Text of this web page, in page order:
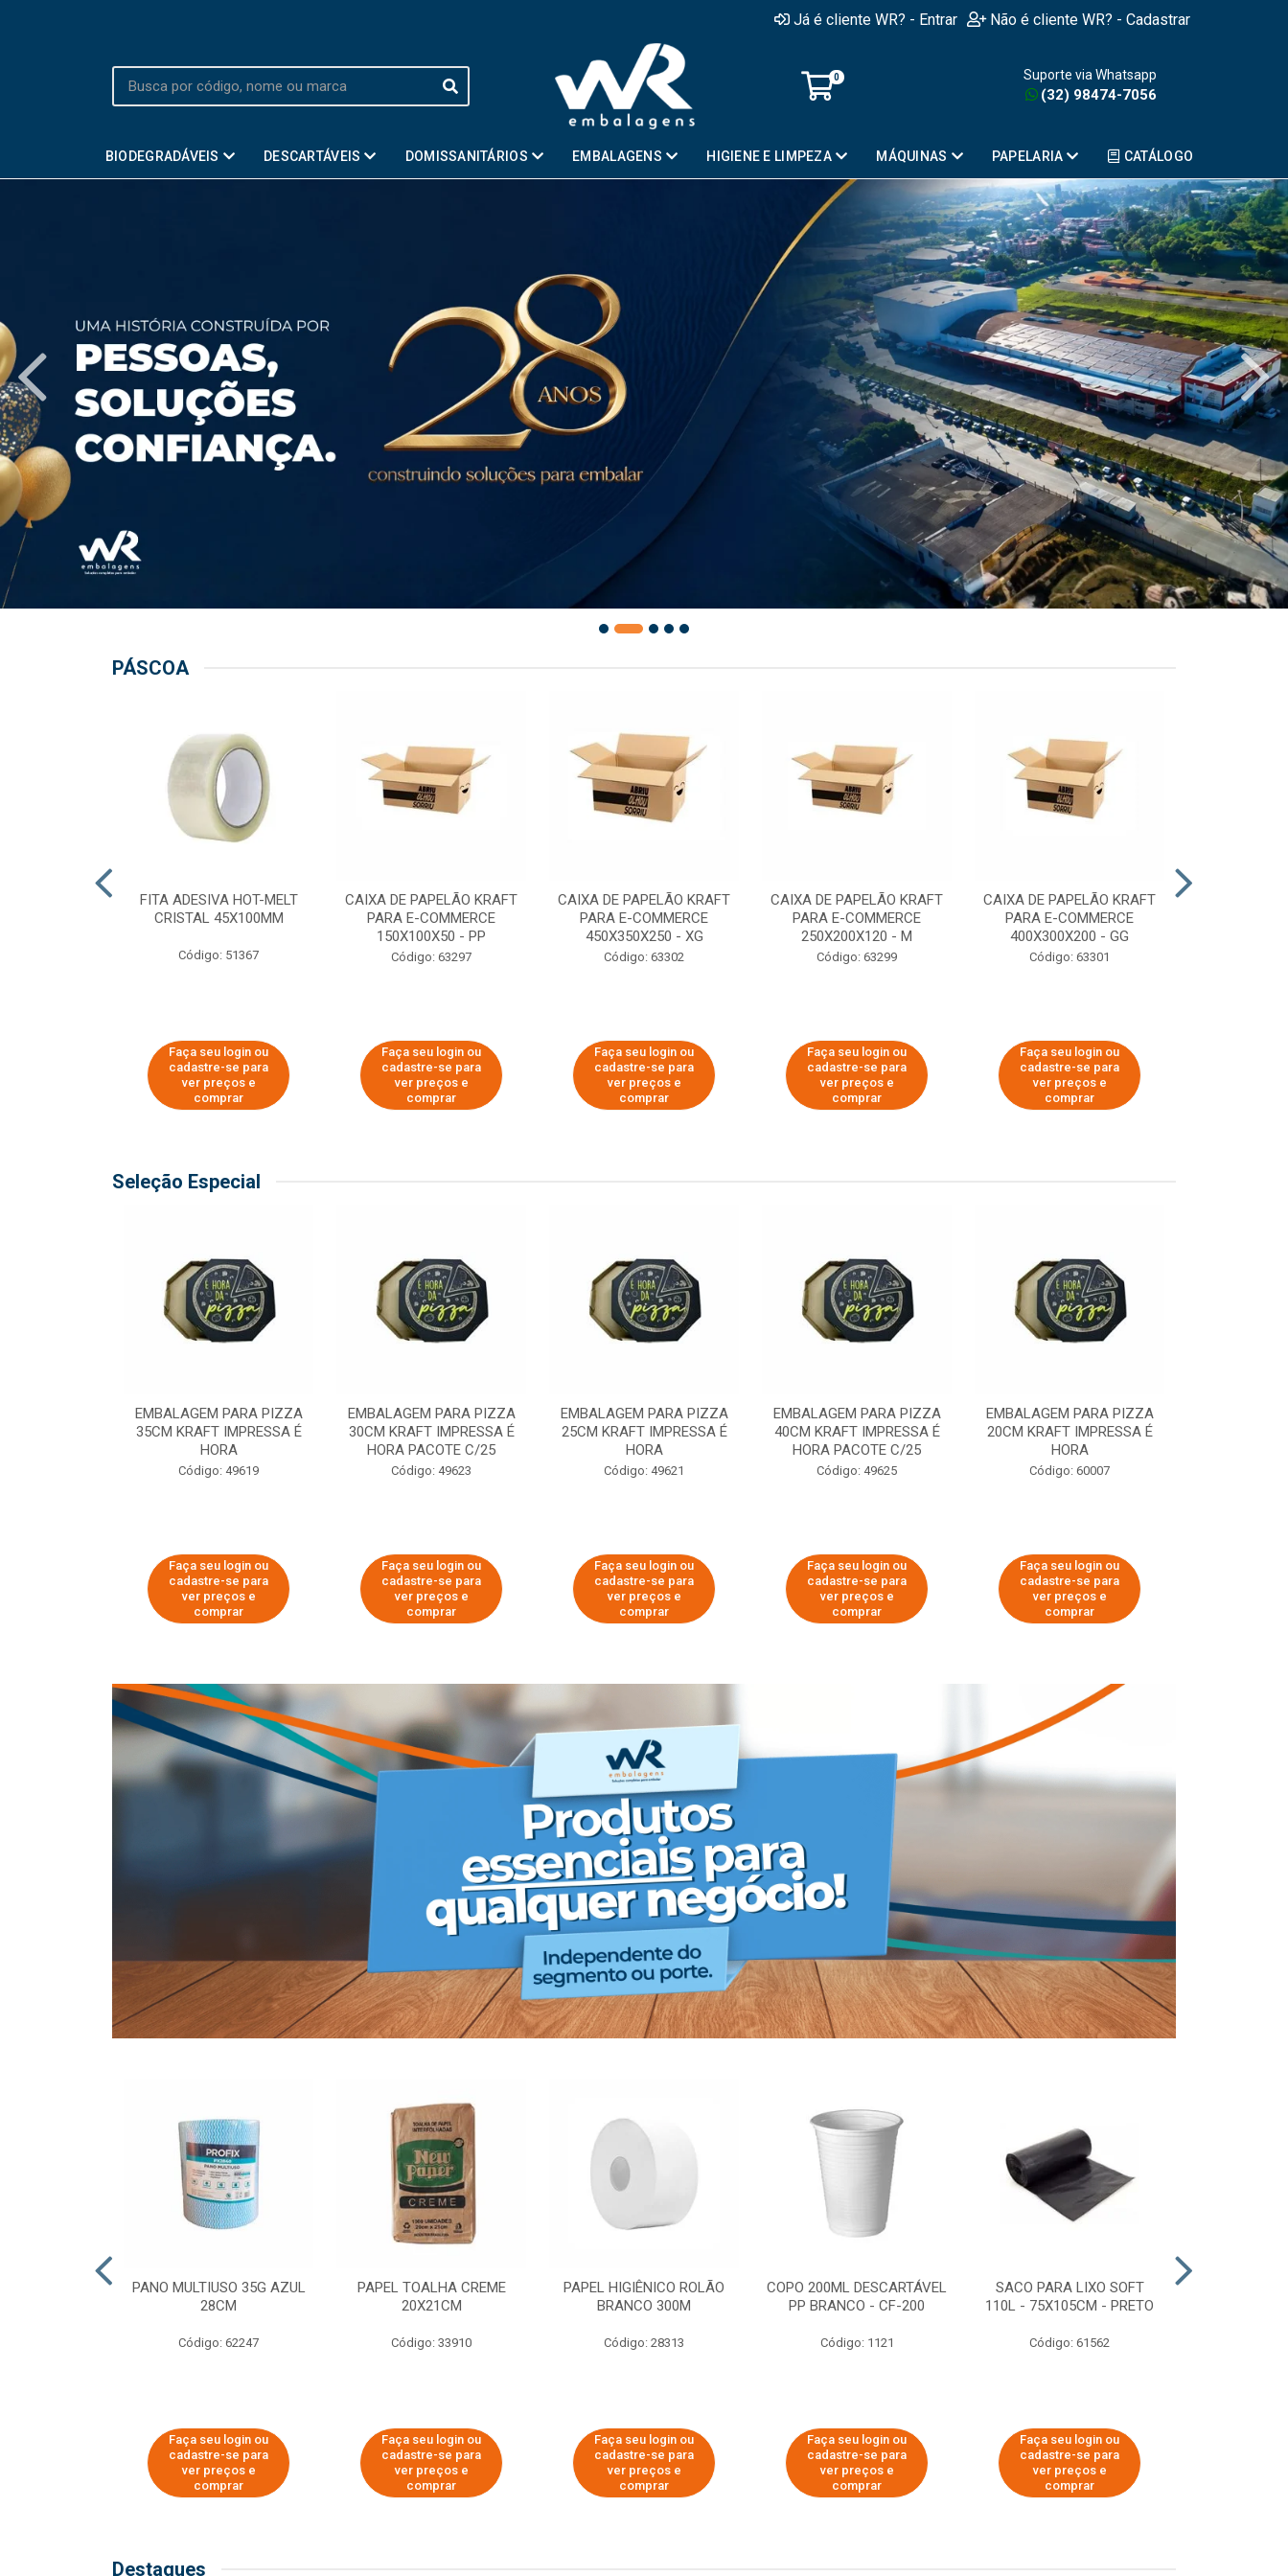
Já é cliente WR? - Entrar Não é cliente WR? - Cadastrar
0 Suporte via Whatsapp
(32) 98474-7056
BIODEGRADÁVEIS DESCARTÁVEIS DOMISSANITÁRIOS EMBALAGENS HIGIENE E LIMPEZA MÁQUINAS PAPELARIA CATÁLOGO
PÁSCOA
FITA ADESIVA HOT-MELT
CRISTAL 45X100MM
Código: 51367
Faça seu login ou
cadastre-se para
ver preços e
comprar
CAIXA DE PAPELÃO KRAFT
PARA E-COMMERCE
150X100X50 - PP
Código: 63297
Faça seu login ou
cadastre-se para
ver preços e
comprar
CAIXA DE PAPELÃO KRAFT
PARA E-COMMERCE
450X350X250 - XG
Código: 63302
Faça seu login ou
cadastre-se para
ver preços e
comprar
CAIXA DE PAPELÃO KRAFT
PARA E-COMMERCE
250X200X120 - M
Código: 63299
Faça seu login ou
cadastre-se para
ver preços e
comprar
CAIXA DE PAPELÃO KRAFT
PARA E-COMMERCE
400X300X200 - GG
Código: 63301
Faça seu login ou
cadastre-se para
ver preços e
comprar
Seleção Especial
EMBALAGEM PARA PIZZA
35CM KRAFT IMPRESSA É
HORA
Código: 49619
Faça seu login ou
cadastre-se para
ver preços e
comprar
EMBALAGEM PARA PIZZA
30CM KRAFT IMPRESSA É
HORA PACOTE C/25
Código: 49623
Faça seu login ou
cadastre-se para
ver preços e
comprar
EMBALAGEM PARA PIZZA
25CM KRAFT IMPRESSA É
HORA
Código: 49621
Faça seu login ou
cadastre-se para
ver preços e
comprar
EMBALAGEM PARA PIZZA
40CM KRAFT IMPRESSA É
HORA PACOTE C/25
Código: 49625
Faça seu login ou
cadastre-se para
ver preços e
comprar
EMBALAGEM PARA PIZZA
20CM KRAFT IMPRESSA É
HORA
Código: 60007
Faça seu login ou
cadastre-se para
ver preços e
comprar
PANO MULTIUSO 35G AZUL
28CM
Código: 62247
Faça seu login ou
cadastre-se para
ver preços e
comprar
PAPEL TOALHA CREME
20X21CM
Código: 33910
Faça seu login ou
cadastre-se para
ver preços e
comprar
PAPEL HIGIÊNICO ROLÃO
BRANCO 300M
Código: 28313
Faça seu login ou
cadastre-se para
ver preços e
comprar
COPO 200ML DESCARTÁVEL
PP BRANCO - CF-200
Código: 1121
Faça seu login ou
cadastre-se para
ver preços e
comprar
SACO PARA LIXO SOFT
110L - 75X105CM - PRETO
Código: 61562
Faça seu login ou
cadastre-se para
ver preços e
comprar
Destaques